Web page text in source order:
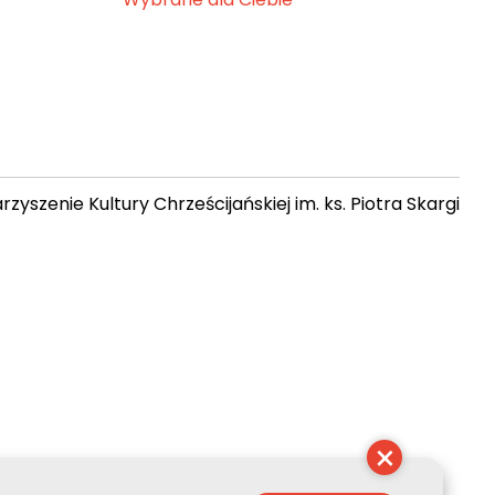
Kultury Chrześcijańskiej im. ks. Piotra Skargi
×